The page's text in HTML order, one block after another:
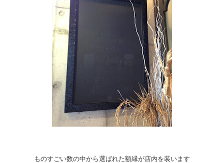
ものすごい数の中から選ばれた額縁が店内を装います